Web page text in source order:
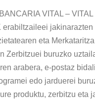
VITAL –
erabiltzaileei jakinarazten
eta Merkataritza
Zerbitzuei buruzko
arabera, e-postaz
edo jarduerei
produktu, zerbitzu eta